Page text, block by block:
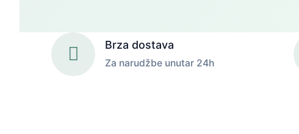
Brza dostava
Za narudžbe unutar 24h